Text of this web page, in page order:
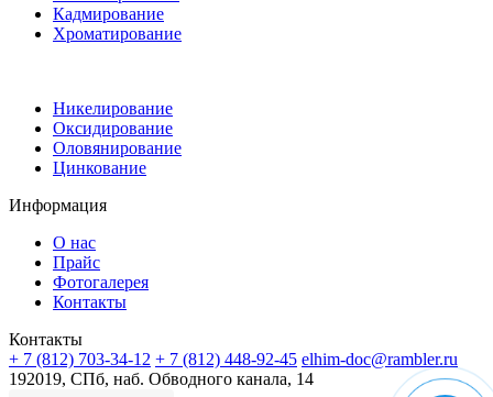
Кадмирование
Хроматирование
Никелирование
Оксидирование
Оловянирование
Цинкование
Информация
О нас
Прайс
Фотогалерея
Контакты
Контакты
+ 7 (812) 703-34-12 + 7 (812) 448-92-45 elhim-doc@rambler.ru
192019, СПб, наб. Обводного канала, 14